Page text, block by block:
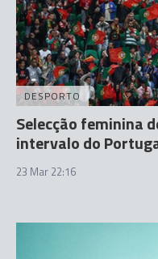
DESPORTO
Selecção feminina
intervalo do
23 Mar 22:16